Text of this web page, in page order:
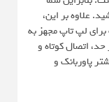
علاوه بر این،
برای لپ تاپ مجهز به
اتصال کوتاه و
پاوربانک و